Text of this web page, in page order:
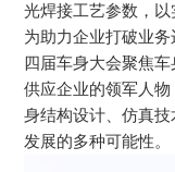
光焊接工艺参数，以
为助力企业打破业
四届车身大会聚焦
供应企业的领军人
身结构设计、仿真
发展的多种可能性。